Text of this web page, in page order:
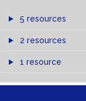
5 resources
2 resources
1 resource